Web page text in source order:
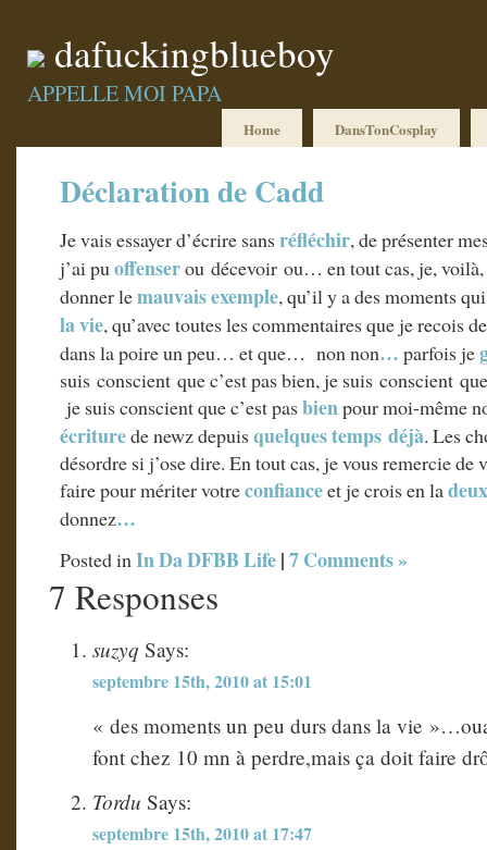
dafuckingblueboy
APPELLE MOI PAPA
Home DansTonCosplay
Déclaration de Cadd
Je vais essayer d’écrire sansréfléchir, de présenter
j’ai puoffenserou décevoir ou… en tout cas, je, voilà,
donner lemauvais exemple, qu’il y a des moments
la vie, qu’avec toutes les commentaires que je recois
dans la poire un peu… et que… non non… parfois je
suis conscient que c’est pas bien, je suis conscient
je suis conscient que c’est pasbienpour moi-même
écriturede newz depuisquelques temps déjà. Les
désordre si j’ose dire. En tout cas, je vous remercie de
faire pour mériter votreconfianceet je crois en la
donnez…
Posted inIn Da DFBB Life|7 Comments »
7 Responses
suzyq Says:
septembre 15th, 2010 at 15:01
« des moments un peu durs dans la vie
font chez 10 mn à perdre,mais ça doit faire
Tordu Says:
septembre 15th, 2010 at 17:47